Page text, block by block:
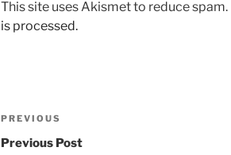
This site uses Akismet to reduce spam.
is processed.
Post
navigation
Previous
Post
PREVIOUS
Previous Post